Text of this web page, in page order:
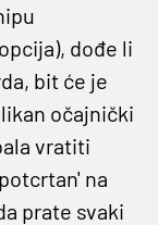
dođe li
bit će je
očajnički
vratiti
na
prate svaki